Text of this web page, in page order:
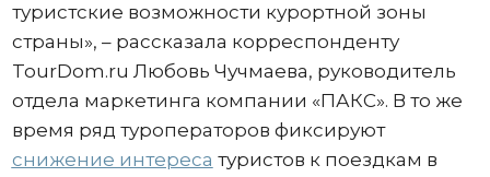
туристские возможности курортной зоны
страны», – рассказала корреспонденту
TourDom.ru Любовь Чучмаева, руководитель
отдела маркетинга компании «ПАКС». В то же
время ряд туроператоров фиксируют
снижение интереса туристов к поездкам в